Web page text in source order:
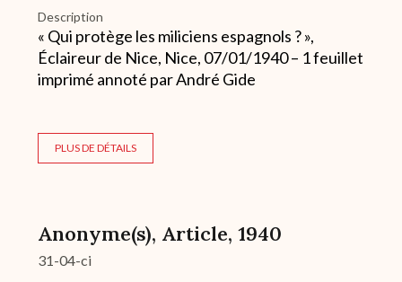
Description
« Qui protège les miliciens espagnols ? »,
Éclaireur de Nice, Nice, 07/01/1940 – 1 feuillet
imprimé annoté par André Gide
PLUS DE DÉTAILS
Anonyme(s), Article, 1940
31-04-ci